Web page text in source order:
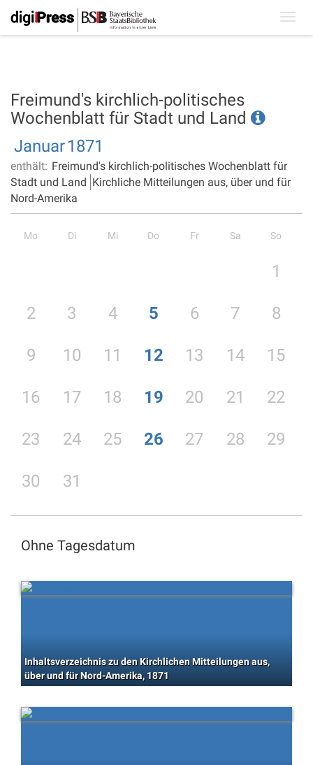
Freimund's kirchlich-politisches
Wochenblatt für Stadt und Land
Januar1871
enthält: Freimund's kirchlich-politisches Wochenblatt für
Stadt und Land Kirchliche Mitteilungen aus, über und für
Nord-Amerika
Mo Di Mi Do Fr Sa So
1
2 3 4 5 6 7 8
9 10 11 12 13 14 15
16 17 18 19 20 21 22
23 24 25 26 27 28 29
30 31
Ohne Tagesdatum
Inhaltsverzeichnis zu den Kirchlichen Mitteilungen aus,
über und für Nord-Amerika, 1871